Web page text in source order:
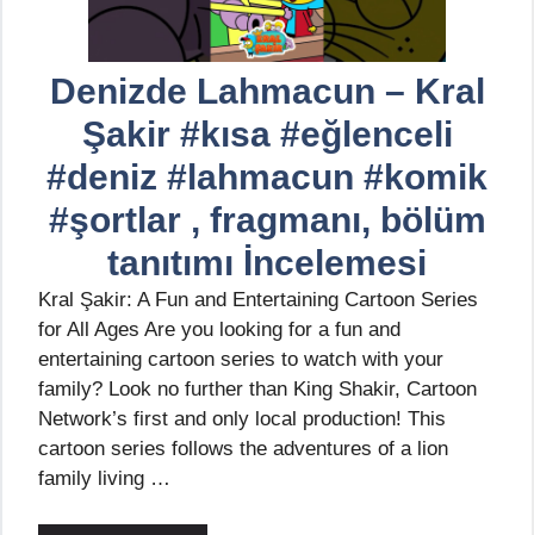
Denizde Lahmacun – Kral
Şakir #kısa #eğlenceli
#deniz #lahmacun #komik
#şortlar , fragmanı, bölüm
tanıtımı İncelemesi
Kral Şakir: A Fun and Entertaining Cartoon Series
for All Ages Are you looking for a fun and
entertaining cartoon series to watch with your
family? Look no further than King Shakir, Cartoon
Network’s first and only local production! This
cartoon series follows the adventures of a lion
family living …